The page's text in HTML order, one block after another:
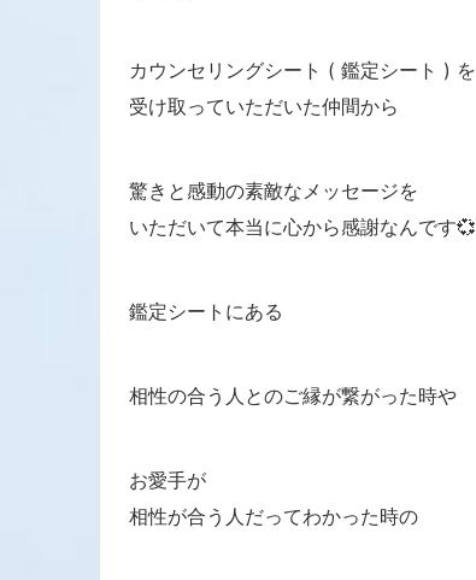
カウンセリングシート ( 鑑定シート ) を
受け取っていただいた仲間から
驚きと感動の素敵なメッセージを
いただいて本当に心から感謝なんです💞
鑑定シートにある
相性の合う人とのご縁が繋がった時や
お愛手が
相性が合う人だってわかった時の